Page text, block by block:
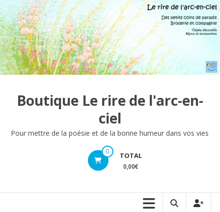
Aller
au
contenu
Boutique Le rire de l'arc-en-
ciel
Pour mettre de la poésie et de la bonne humeur dans vos vies
0 TOTAL
0,00€